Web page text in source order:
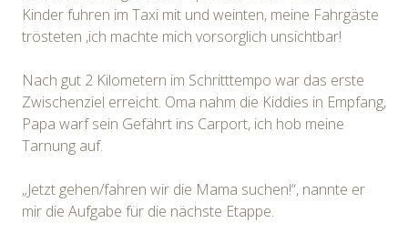
Kinder fuhren im Taxi mit und weinten, meine Fahrgäste
trösteten ,ich machte mich vorsorglich unsichtbar!
Nach gut 2 Kilometern im Schritttempo war das erste
Zwischenziel erreicht. Oma nahm die Kiddies in Empfang,
Papa warf sein Gefährt ins Carport, ich hob meine
Tarnung auf.
„Jetzt gehen/fahren wir die Mama suchen!“, nannte er
mir die Aufgabe für die nächste Etappe.